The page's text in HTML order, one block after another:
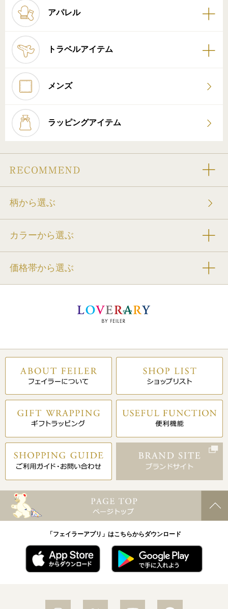
アパレル
トラベルアイテム
メンズ
ラッピングアイテム
柄から選ぶ
カラーから選ぶ
価格帯から選ぶ
「フェイラーアプリ」はこちらからダウンロード